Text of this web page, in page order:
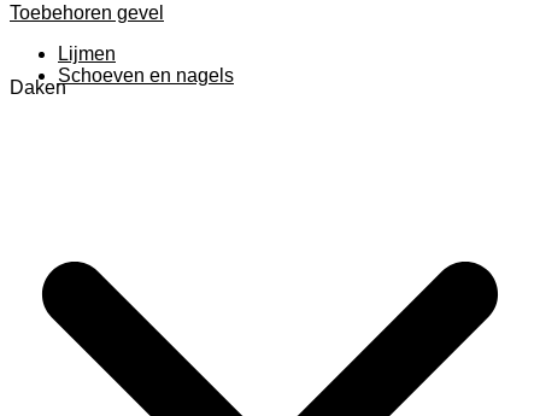
Toebehoren gevel
Lijmen
Schoeven en nagels
Daken